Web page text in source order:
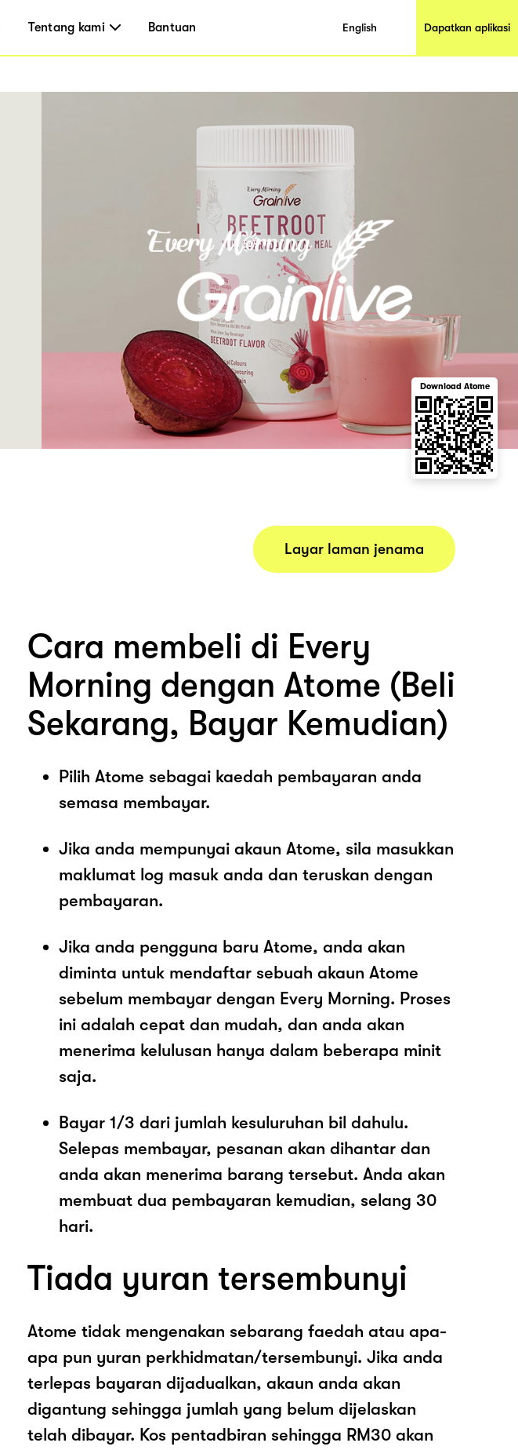
Tentang kami Bantuan English Dapatkan aplikasi
Download Atome
Layar laman jenama
Cara membeli di Every
Morning dengan Atome (Beli
Sekarang, Bayar Kemudian)
Pilih Atome sebagai kaedah pembayaran anda
semasa membayar.
Jika anda mempunyai akaun Atome, sila masukkan
maklumat log masuk anda dan teruskan dengan
pembayaran.
Jika anda pengguna baru Atome, anda akan
diminta untuk mendaftar sebuah akaun Atome
sebelum membayar dengan Every Morning. Proses
ini adalah cepat dan mudah, dan anda akan
menerima kelulusan hanya dalam beberapa minit
saja.
Bayar 1/3 dari jumlah kesuluruhan bil dahulu.
Selepas membayar, pesanan akan dihantar dan
anda akan menerima barang tersebut. Anda akan
membuat dua pembayaran kemudian, selang 30
hari.
Tiada yuran tersembunyi
Atome tidak mengenakan sebarang faedah atau apa-
apa pun yuran perkhidmatan/tersembunyi. Jika anda
terlepas bayaran dijadualkan, akaun anda akan
digantung sehingga jumlah yang belum dijelaskan
telah dibayar. Kos pentadbiran sehingga RM30 akan